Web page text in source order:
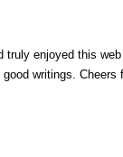
truly enjoyed this
writings. Cheers